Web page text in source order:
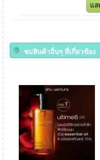
ชมสินค้าอื่นๆ ที่เกี่ยวข้อง